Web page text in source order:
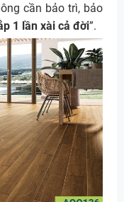
cần bảo trì, bảo
1 lần xài cả đời”.